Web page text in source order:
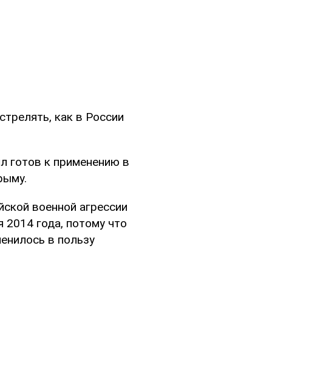
как в России
готов к применению в
военной агрессии
года, потому что
в пользу